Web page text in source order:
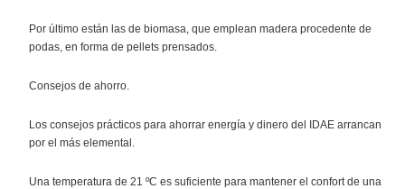
Por último están las de biomasa, que emplean madera procedente de
podas, en forma de pellets prensados.
Consejos de ahorro.
Los consejos prácticos para ahorrar energía y dinero del IDAE arrancan
por el más elemental.
Una temperatura de 21 ºC es suficiente para mantener el confort de una